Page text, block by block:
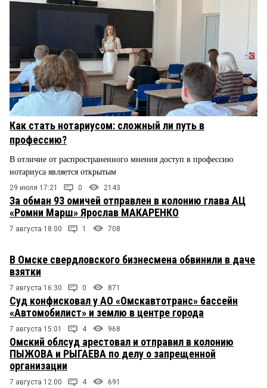
Как стать нотариусом: сложный ли путь в
профессию?
В отличие от распространенного мнения доступ в профессию
нотариуса является открытым
29 июля 17:21 0 2143
За обман 93 омичей отправлен в колонию глава АЦ
«Ромни Марш» Ярослав МАКАРЕНКО
7 августа 18:00 1 708
В Омске свердловского бизнесмена обвинили в даче
взятки
7 августа 16:30 0 871
Суд конфисковал у АО «Омскавтотранс» бассейн
«Автомобилист» и землю в центре города
7 августа 15:01 4 968
Омский облсуд арестовал и отправил в колонию
ПЫЖОВА и РЫГАЕВА по делу о запрещенной
организации
7 августа 12:00 4 691